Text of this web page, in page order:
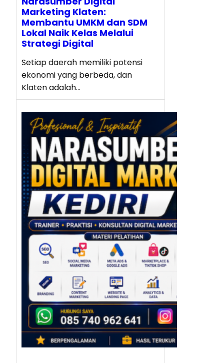
Marketing Klaten:
Membantu UMKM dan SDM
Lokal Naik Kelas Melalui
Strategi Digital
Setiap daerah memiliki potensi
ekonomi yang berbeda, dan
Klaten adalah…